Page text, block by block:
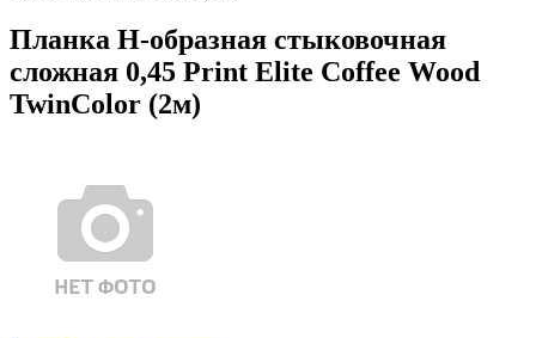
Планка Н-образная стыковочная
сложная 0,45 Print Elite Coffee Wood
TwinColor (2м)